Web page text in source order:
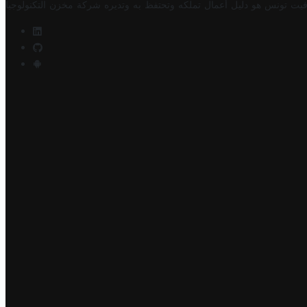
تونس هو دليل أعمال تملكه وتحتفظ به وتديره شركة مخزن التكنولوجيا